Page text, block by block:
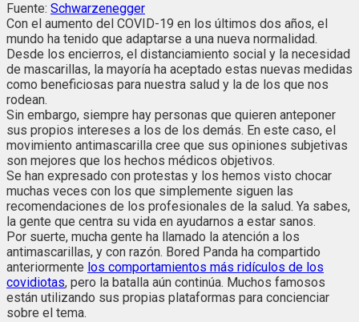
Fuente: Schwarzenegger
Con el aumento del COVID-19 en los últimos dos años, el
mundo ha tenido que adaptarse a una nueva normalidad.
Desde los encierros, el distanciamiento social y la necesidad
de mascarillas, la mayoría ha aceptado estas nuevas medidas
como beneficiosas para nuestra salud y la de los que nos
rodean.
Sin embargo, siempre hay personas que quieren anteponer
sus propios intereses a los de los demás. En este caso, el
movimiento antimascarilla cree que sus opiniones subjetivas
son mejores que los hechos médicos objetivos.
Se han expresado con protestas y los hemos visto chocar
muchas veces con los que simplemente siguen las
recomendaciones de los profesionales de la salud. Ya sabes,
la gente que centra su vida en ayudarnos a estar sanos.
Por suerte, mucha gente ha llamado la atención a los
antimascarillas, y con razón. Bored Panda ha compartido
anteriormente los comportamientos más ridículos de los
covidiotas, pero la batalla aún continúa. Muchos famosos
están utilizando sus propias plataformas para concienciar
sobre el tema.